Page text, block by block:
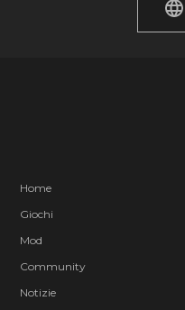
Home
Giochi
Mod
Community
Notizie